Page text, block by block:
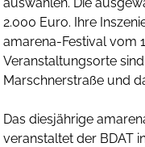
2.000 Euro. Ihre
amarena-Festival vom
Veranstaltungsorte
Marschnerstraße und
Das diesjährige
veranstaltet der BDAT